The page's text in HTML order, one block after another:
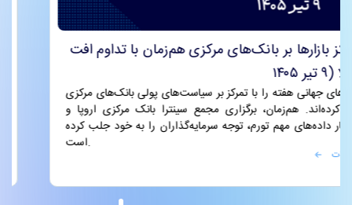
تمرکز بازارها بر بانک‌های مرکزی هم‌زمان با تداوم افت
طلا (۹ تیر ۱۴۰۵)
بازارهای جهانی هفته را با تمرکز بر سیاست‌های پولی بانک‌های مرکزی
آغاز کرده‌اند. هم‌زمان، برگزاری مجمع سینترا بانک مرکزی اروپا و
انتشار داده‌های مهم تورم، توجه سرمایه‌گذاران را به خود جلب کرده
جزئیات